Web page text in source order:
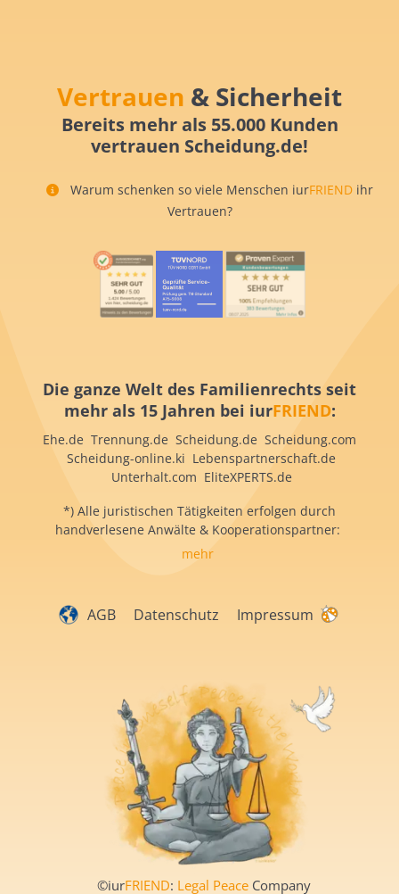
Vertrauen & Sicherheit
Bereits mehr als 55.000 Kunden
vertrauen Scheidung.de!
Warum schenken so viele Menschen iurFRIEND ihr
Vertrauen?
Die ganze Welt des Familienrechts seit
mehr als 15 Jahren bei iurFRIEND:
Ehe.de Trennung.de Scheidung.de Scheidung.com
Scheidung-online.ki Lebenspartnerschaft.de
Unterhalt.com EliteXPERTS.de
*) Alle juristischen Tätigkeiten erfolgen durch
handverlesene Anwälte & Kooperationspartner:
mehr
AGB Datenschutz Impressum
©iurFRIEND: Legal Peace Company